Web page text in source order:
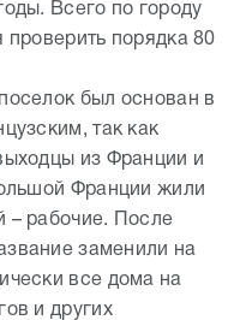
Всего по городу
проверить порядка 80
был основан в
так как
из Франции и
Франции жили
– рабочие. После
заменили на
все дома на
и других